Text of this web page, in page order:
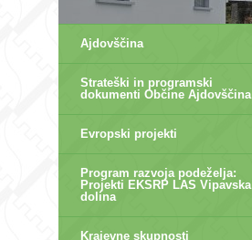
Ajdovščina
Strateški in programski
dokumenti Občine Ajdovščina
Evropski projekti
Program razvoja podeželja:
Projekti EKSRP LAS Vipavska
dolina
Krajevne skupnosti